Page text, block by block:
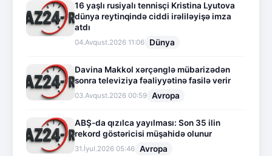
16 yaşlı rusiyalı tennisçi Kristina Lyutova
dünya reytinqində ciddi irəliləyişə imza
atdı
04.Avqust.2026 11:06 Dünya
Davina Makkol xərçənglə mübarizədən
sonra televiziya fəaliyyətinə fasilə verir
03.Avqust.2026 00:59 Avropa
ABŞ-da qızılca yayılması: Son 35 ilin
rekord göstəricisi müşahidə olunur
31.İyul.2026 05:46 Avropa